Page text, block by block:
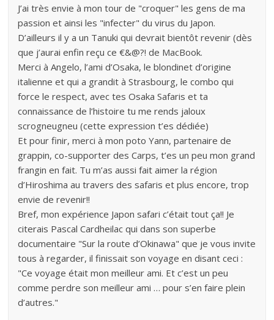
J’ai très envie à mon tour de "croquer" les gens de ma
passion et ainsi les "infecter" du virus du Japon.
D’ailleurs il y a un Tanuki qui devrait bientôt revenir (dès
que j’aurai enfin reçu ce €&@?! de MacBook.
Merci à Angelo, l’ami d’Osaka, le blondinet d’origine
italienne et qui a grandit à Strasbourg, le combo qui
force le respect, avec tes Osaka Safaris et ta
connaissance de l’histoire tu me rends jaloux
scrogneugneu (cette expression t’es dédiée)
Et pour finir, merci à mon poto Yann, partenaire de
grappin, co-supporter des Carps, t’es un peu mon grand
frangin en fait. Tu m’as aussi fait aimer la région
d’Hiroshima au travers des safaris et plus encore, trop
envie de revenir!!
Bref, mon expérience Japon safari c’était tout ça!! Je
citerais Pascal Cardheilac qui dans son superbe
documentaire "Sur la route d’Okinawa" que je vous invite
tous à regarder, il finissait son voyage en disant ceci :
"Ce voyage était mon meilleur ami. Et c’est un peu
comme perdre son meilleur ami … pour s’en faire plein
d’autres."